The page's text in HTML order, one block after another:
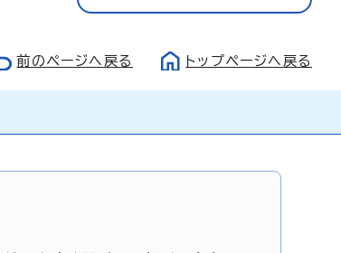
前のページへ戻る トップページへ戻る